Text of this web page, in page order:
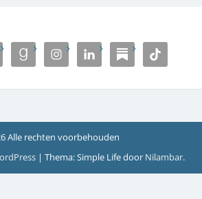
Alle rechten voorbehouden
| Thema: Simple Life door Nilambar.